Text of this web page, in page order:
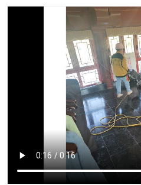
开荒保洁